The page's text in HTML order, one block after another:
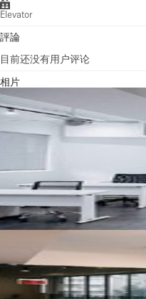
Elevator
評論
目前还没有用户评论
相片